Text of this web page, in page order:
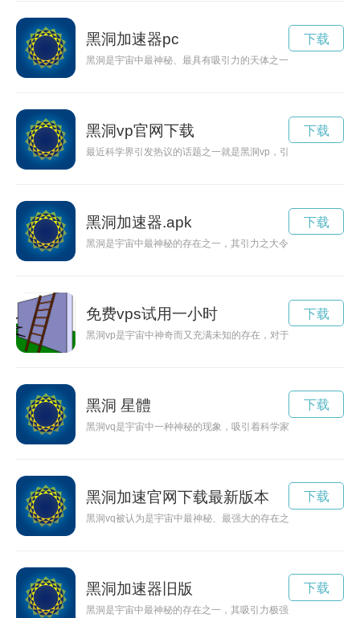
黑洞加速器pc
黑洞是宇宙中最神秘、最具有吸引力的天体之一，科学家们正
下载
黑洞vp官网下载
最近科学界引发热议的话题之一就是黑洞vp，引起人们对宇宙奥
下载
黑洞加速器.apk
黑洞是宇宙中最神秘的存在之一，其引力之大令人难以置信。
下载
免费vps试用一小时
黑洞vp是宇宙中神奇而又充满未知的存在，对于科学家们来说
下载
黑洞 星體
黑洞vq是宇宙中一种神秘的现象，吸引着科学家和探险家前往探
下载
黑洞加速官网下载最新版本
黑洞vq被认为是宇宙中最神秘、最强大的存在之一。科学家们
下载
黑洞加速器旧版
黑洞是宇宙中最神秘的存在之一，其吸引力极强，可以吞噬一
下载